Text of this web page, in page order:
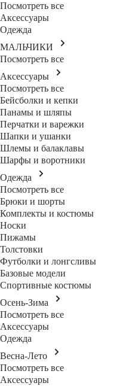
Посмотреть все
Аксессуары
Одежда
МАЛЬЧИКИ
Посмотреть все
Аксессуары
Посмотреть все
Бейсболки и кепки
Панамы и шляпы
Перчатки и варежки
Шапки и ушанки
Шлемы и балаклавы
Шарфы и воротники
Одежда
Посмотреть все
Брюки и шорты
Комплекты и костюмы
Носки
Пижамы
Толстовки
Футболки и лонгсливы
Базовые модели
Спортивные костюмы
Осень-Зима
Посмотреть все
Аксессуары
Одежда
Весна-Лето
Посмотреть все
Аксессуары